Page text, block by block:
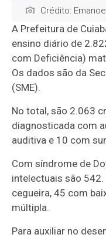
Crédito:
A Prefeitura de
ensino diário de
com Deficiência)
Os dados são da
(SME).
No total, são 2.063
diagnosticada com
auditiva e 10 com
Com síndrome de
intelectuais são
cegueira, 45 com
múltipla.
Para auxiliar no